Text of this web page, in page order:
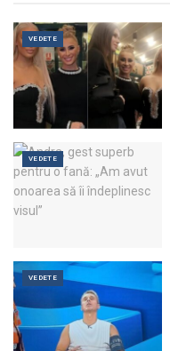
VEDETE
VEDETE
VEDETE